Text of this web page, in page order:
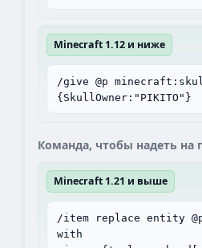
Minecraft 1.12 и ниже
/give @p
{SkullOwner:"PIKITO"}
Команда, чтобы надеть на
Minecraft 1.21 и выше
/item replace entity
with